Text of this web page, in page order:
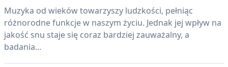
Muzyka od wieków towarzyszy ludzkości, pełniąc
różnorodne funkcje w naszym życiu. Jednak jej wpływ na
jakość snu staje się coraz bardziej zauważalny, a
badania…